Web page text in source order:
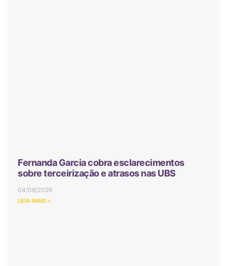
Fernanda Garcia cobra esclarecimentos
sobre terceirização e atrasos nas UBS
04/08/2026
LEIA MAIS »